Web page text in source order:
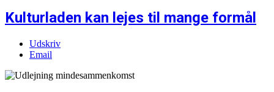
Kulturladen kan lejes til mange formål
Udskriv
Email